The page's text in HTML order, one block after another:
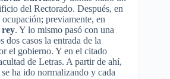
del Rectorado. Después, en
previamente, en
rey. Y lo mismo pasó con una
dos casos la entrada de la
el gobierno. Y en el citado
de Letras. A partir de ahí,
ha ido normalizando y cada